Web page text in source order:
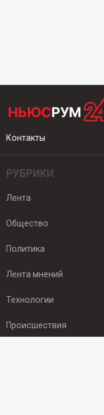
Контакты
РУБРИКИ
Лента
Общество
Политика
Лента мнений
Технологии
Происшествия